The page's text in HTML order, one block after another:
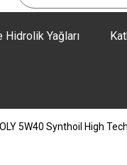
Hidrolik Yağları
5W40 Synthoil High